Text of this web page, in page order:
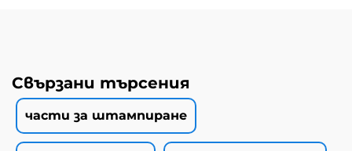
Свързани търсения
части за штампиране